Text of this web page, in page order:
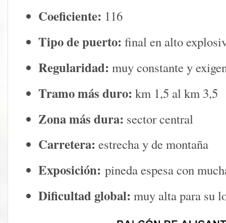
Coeficiente: 116
Tipo de puerto: final en alto
Regularidad: muy constante y
Tramo más duro: km 1,5 al km 3,5
Zona más dura: sector central
Carretera: estrecha y de montaña
Exposición: pineda espesa con
Dificultad global: muy alta para su